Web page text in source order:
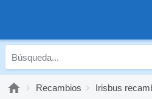
Recambios Irisbus